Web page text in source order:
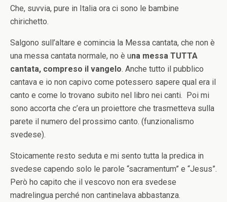
Che, suvvia, pure in Italia ora ci sono le bambine
chirichetto.
Salgono sull’altare e comincia la Messa cantata, che non è
una messa cantata normale, no è una messa TUTTA
cantata, compreso il vangelo. Anche tutto il pubblico
cantava e io non capivo come potessero sapere qual era il
canto e come lo trovano subito nel libro nei canti. Poi mi
sono accorta che c’era un proiettore che trasmetteva sulla
parete il numero del prossimo canto. (funzionalismo
svedese).
Stoicamente resto seduta e mi sento tutta la predica in
svedese capendo solo le parole “sacramentum” e “Jesus”.
Però ho capito che il vescovo non era svedese
madrelingua perché non cantinelava abbastanza.